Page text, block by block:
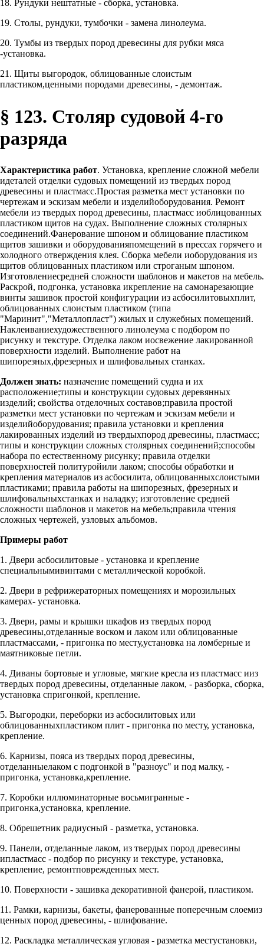
18. Рундуки нештатные - сборка, установка.
19. Столы, рундуки, тумбочки - замена линолеума.
20. Тумбы из твердых пород древесины для рубки мяса
-установка.
21. Щиты выгородок, облицованные слоистым
пластиком,ценными породами древесины, - демонтаж.
§ 123. Столяр судовой 4-го
разряда
Характеристика работ. Установка, крепление сложной мебели
идеталей отделки судовых помещений из твердых пород
древесины и пластмасс.Простая разметка мест установки по
чертежам и эскизам мебели и изделийоборудования. Ремонт
мебели из твердых пород древесины, пластмасс иоблицованных
пластиком щитов на судах. Выполнение сложных столярных
соединений.Фанерование шпоном и облицование пластиком
щитов зашивки и оборудованияпомещений в прессах горячего и
холодного отверждения клея. Сборка мебели иоборудования из
щитов облицованных пластиком или строганым шпоном.
Изготовлениесредней сложности шаблонов и макетов на мебель.
Раскрой, подгонка, установка икрепление на самонарезающие
винты зашивок простой конфигурации из асбосилитовыхплит,
облицованных слоистым пластиком (типа
"Маринит","Металлопласт") жилых и служебных помещений.
Наклеиваниехудожественного линолеума с подбором по
рисунку и текстуре. Отделка лаком иосвежение лакированной
поверхности изделий. Выполнение работ на
шипорезных,фрезерных и шлифовальных станках.
Должен знать: назначение помещений судна и их
расположение;типы и конструкции судовых деревянных
изделий; свойства отделочных составов;правила простой
разметки мест установки по чертежам и эскизам мебели и
изделийоборудования; правила установки и крепления
лакированных изделий из твердыхпород древесины, пластмасс;
типы и конструкции сложных столярных соединений;способы
набора по естественному рисунку; правила отделки
поверхностей политуройили лаком; способы обработки и
крепления материалов из асбосилита, облицованныхслоистыми
пластиками; правила работы на шипорезных, фрезерных и
шлифовальныхстанках и наладку; изготовление средней
сложности шаблонов и макетов на мебель;правила чтения
сложных чертежей, узловых альбомов.
Примеры работ
1. Двери асбосилитовые - установка и крепление
специальнымивинтами с металлической коробкой.
2. Двери в рефрижераторных помещениях и морозильных
камерах- установка.
3. Двери, рамы и крышки шкафов из твердых пород
древесины,отделанные воском и лаком или облицованные
пластмассами, - пригонка по месту,установка на ломберные и
маятниковые петли.
4. Диваны бортовые и угловые, мягкие кресла из пластмасс ииз
твердых пород древесины, отделанные лаком, - разборка, сборка,
установка спригонкой, крепление.
5. Выгородки, переборки из асбосилитовых или
облицованныхпластиком плит - пригонка по месту, установка,
крепление.
6. Карнизы, пояса из твердых пород древесины,
отделанныелаком с подгонкой в "разноус" и под малку, -
пригонка, установка,крепление.
7. Коробки иллюминаторные восьмигранные -
пригонка,установка, крепление.
8. Обрешетник радиусный - разметка, установка.
9. Панели, отделанные лаком, из твердых пород древесины
ипластмасс - подбор по рисунку и текстуре, установка,
крепление, ремонтповрежденных мест.
10. Поверхности - зашивка декоративной фанерой, пластиком.
11. Рамки, карнизы, бакеты, фанерованные поперечным слоемиз
ценных пород древесины, - шлифование.
12. Раскладка металлическая угловая - разметка местустановки,